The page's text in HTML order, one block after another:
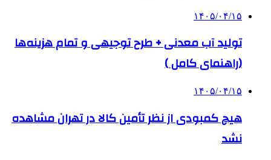
۱۴۰۵/۰۴/۱۵
تولید آب معدنی + طرح توجیهی و تمام هزینه‌ها
(راهنمای کامل )
۱۴۰۵/۰۴/۱۵
هیچ کمبودی از نظر تأمین کالا در تهران مشاهده
نشد